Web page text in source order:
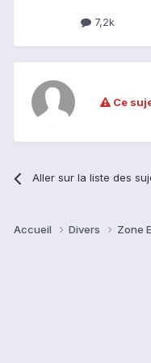
7,2k
Ce
Aller sur la liste des
Accueil Divers Zone